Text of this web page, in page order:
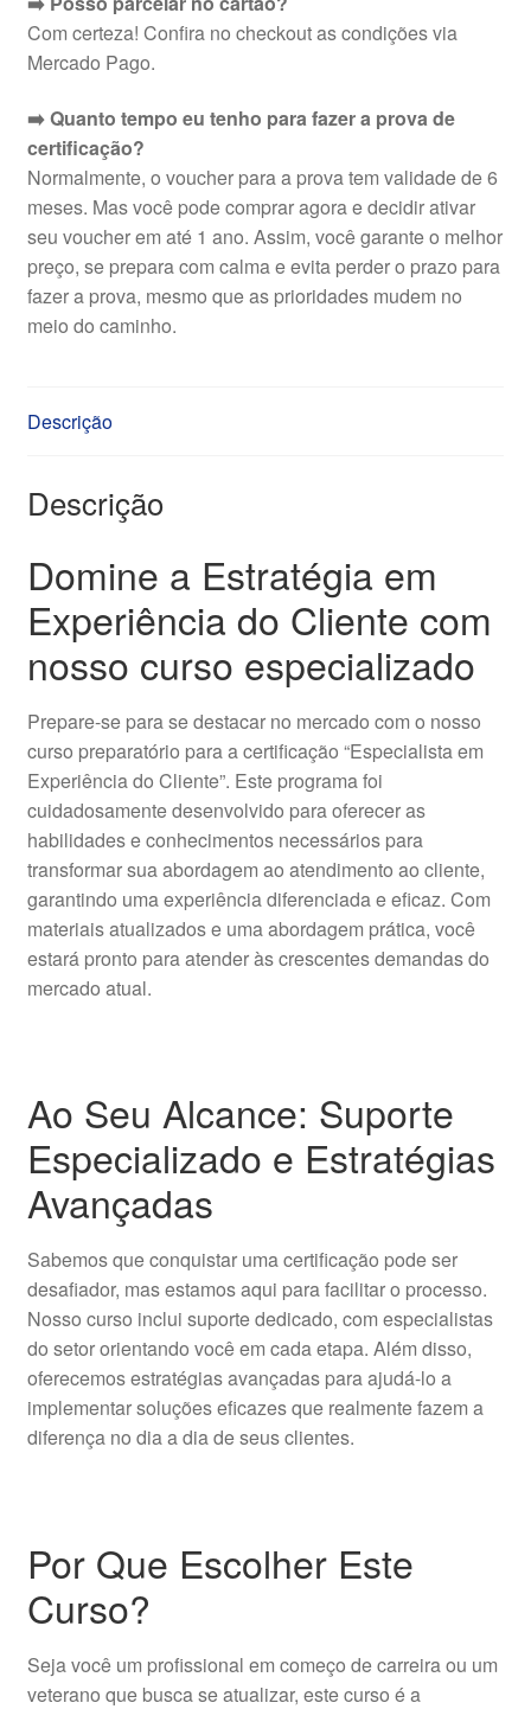
Com certeza! Confira no checkout as condições via
Mercado Pago.
➡️ Quanto tempo eu tenho para fazer a prova de
certificação?
Normalmente, o voucher para a prova tem validade de 6
meses. Mas você pode comprar agora e decidir ativar
seu voucher em até 1 ano. Assim, você garante o melhor
preço, se prepara com calma e evita perder o prazo para
fazer a prova, mesmo que as prioridades mudem no
meio do caminho.
Descrição
Descrição
Domine a Estratégia em
Experiência do Cliente com
nosso curso especializado
Prepare-se para se destacar no mercado com o nosso
curso preparatório para a certificação “Especialista em
Experiência do Cliente”. Este programa foi
cuidadosamente desenvolvido para oferecer as
habilidades e conhecimentos necessários para
transformar sua abordagem ao atendimento ao cliente,
garantindo uma experiência diferenciada e eficaz. Com
materiais atualizados e uma abordagem prática, você
estará pronto para atender às crescentes demandas do
mercado atual.
Ao Seu Alcance: Suporte
Especializado e Estratégias
Avançadas
Sabemos que conquistar uma certificação pode ser
desafiador, mas estamos aqui para facilitar o processo.
Nosso curso inclui suporte dedicado, com especialistas
do setor orientando você em cada etapa. Além disso,
oferecemos estratégias avançadas para ajudá-lo a
implementar soluções eficazes que realmente fazem a
diferença no dia a dia de seus clientes.
Por Que Escolher Este
Curso?
Seja você um profissional em começo de carreira ou um
veterano que busca se atualizar, este curso é a